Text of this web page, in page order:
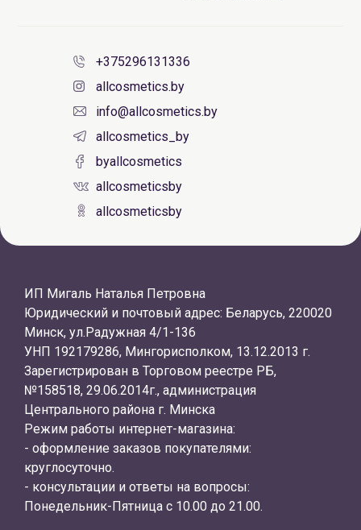
+375296131336
allcosmetics.by
info@allcosmetics.by
allcosmetics_by
byallcosmetics
allcosmeticsby
allcosmeticsby
ИП Мигаль Наталья Петровна
Юридический и почтовый адрес: Беларусь, 220020
Минск, ул.Радужная 4/1-136
УНП 192179286, Мингорисполком, 13.12.2013 г.
Зарегистрирован в Торговом реестре РБ,
№158518, 29.06.2014г., администрация
Центрального района г. Минска
Режим работы интернет-магазина:
- оформление заказов покупателями:
круглосуточно.
- консультации и ответы на вопросы:
Понедельник-Пятница с 10.00 до 21.00.